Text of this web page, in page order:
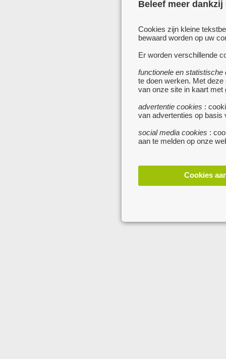
Beleef meer
Cookies zijn kleine
bewaard worden op uw
Er worden verschillende
functionele en statistische
te doen werken. Met
van onze site in kaart met
advertentie cookies :
van advertenties op basis
social media cookies :
aan te melden op onze
Cookies